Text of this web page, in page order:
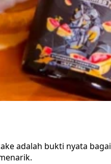
adalah bukti nyata